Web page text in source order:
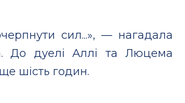
сил...», — нагадала
До дуелі Аллі та Люцема
шість годин.